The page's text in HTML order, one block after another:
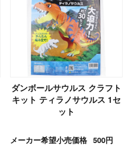
ダンボールサウルス クラフト
キット ティラノサウルス 1セ
ット
メーカー希望小売価格 500円